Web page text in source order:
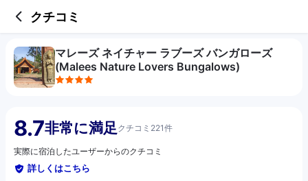
クチコミ
マレーズ ネイチャー ラブーズ バンガローズ
(Malees Nature Lovers Bungalows)
8.7非常に満足 クチコミ221件
実際に宿泊したユーザーからのクチコミ
詳しくはこちら